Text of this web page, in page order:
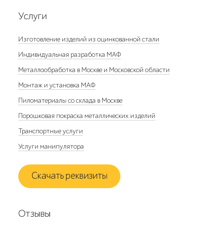
Услуги
Изготовление изделий из оцинкованной стали
Индивидуальная разработка МАФ
Металлообработка в Москве и Московской области
Монтаж и установка МАФ
Пиломатериалы со склада в Москве
Порошковая покраска металлических изделий
Транспортные услуги
Услуги манипулятора
Скачать реквизиты
Отзывы